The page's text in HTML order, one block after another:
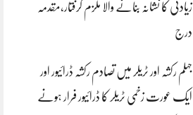
زیادتی کا نشانہ بنانے والا ملزم گرفتار،مقدمہ
درج
جہلم رکشہ اور ٹریلر میں تصادم رکشہ ڈرائیور اور
ایک عورت زخمی ٹریلر کا ڈرائیور فرار ہونے